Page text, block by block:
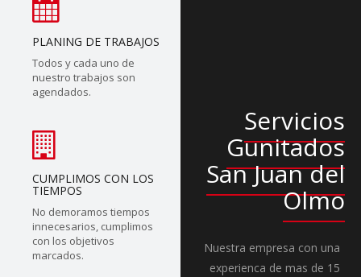
PLANING DE TRABAJOS
Todos y cada uno de
nuestro trabajos son
agendados.
CUMPLIMOS CON LOS
TIEMPOS
No demoramos tiempos
innecesarios, cumplimos
con los objetivos
marcados.
Servicios
Gunitados
San Juan del
Olmo
Nuestra empresa con una
experienca de mas de 15